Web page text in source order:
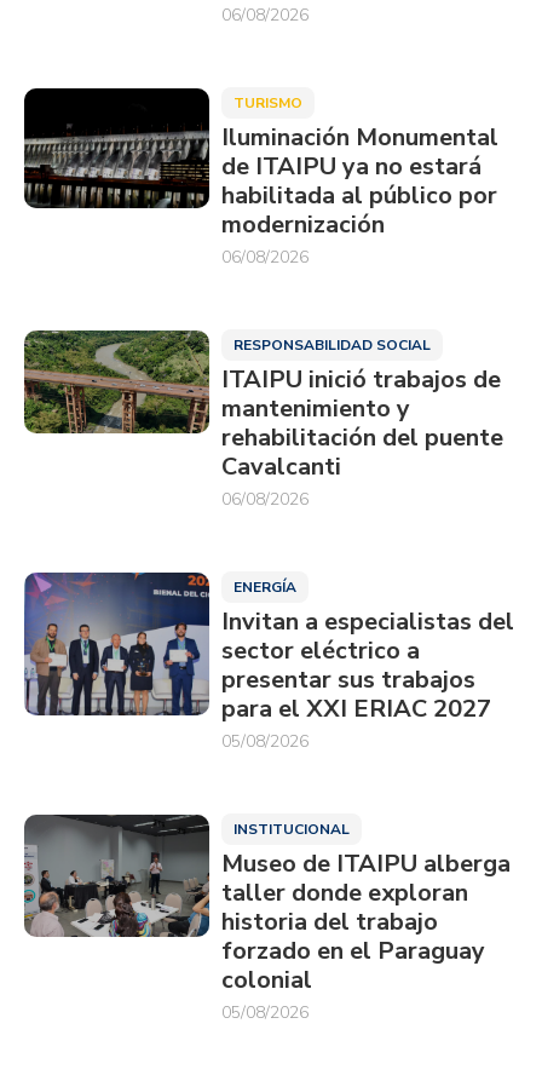
06/08/2026
TURISMO
Iluminación Monumental
de ITAIPU ya no estará
habilitada al público por
modernización
06/08/2026
RESPONSABILIDAD SOCIAL
ITAIPU inició trabajos de
mantenimiento y
rehabilitación del puente
Cavalcanti
06/08/2026
ENERGÍA
Invitan a especialistas del
sector eléctrico a
presentar sus trabajos
para el XXI ERIAC 2027
05/08/2026
INSTITUCIONAL
Museo de ITAIPU alberga
taller donde exploran
historia del trabajo
forzado en el Paraguay
colonial
05/08/2026